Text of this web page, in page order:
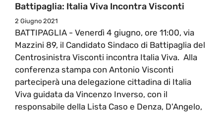
Battipaglia: Italia Viva Incontra Visconti
2 Giugno 2021
BATTIPAGLIA - Venerdì 4 giugno, ore 11:00, via
Mazzini 89, il Candidato Sindaco di Battipaglia del
Centrosinistra Visconti incontra Italia Viva. Alla
conferenza stampa con Antonio Visconti
parteciperà una delegazione cittadina di Italia
Viva guidata da Vincenzo Inverso, con il
responsabile della Lista Caso e Denza, D'Angelo,